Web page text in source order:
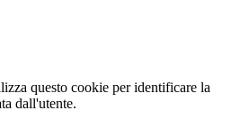
questo cookie per identificare la
dall'utente.